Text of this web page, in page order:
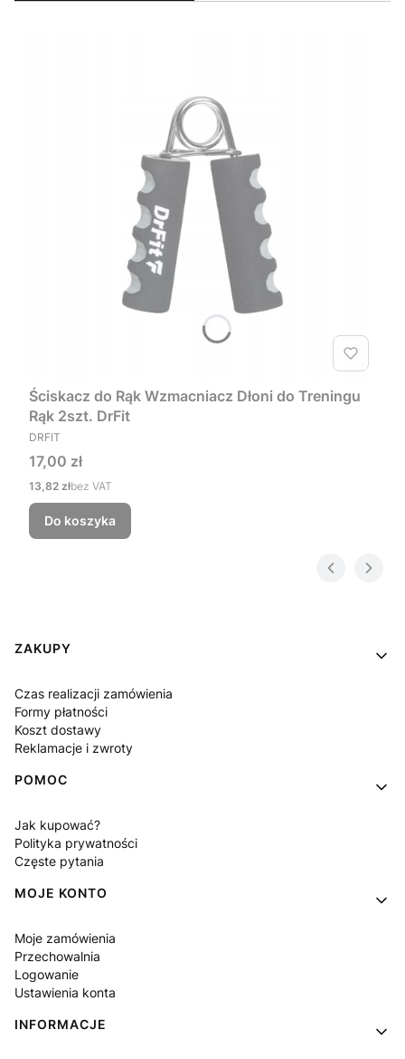
Ściskacz do Rąk Wzmacniacz Dłoni do Treningu
Rąk 2szt. DrFit
PRODUCENT
DRFIT
Cena
17,00 zł
Cena
13,82 złbez VAT
Do koszyka
Linki w stopce
ZAKUPY
Czas realizacji zamówienia
Formy płatności
Koszt dostawy
Reklamacje i zwroty
POMOC
Jak kupować?
Polityka prywatności
Częste pytania
MOJE KONTO
Moje zamówienia
Przechowalnia
Logowanie
Ustawienia konta
INFORMACJE